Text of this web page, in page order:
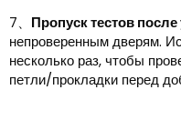
7、 Пропуск тестов
непроверенным дверям.
несколько раз, чтобы
петли/прокладки перед